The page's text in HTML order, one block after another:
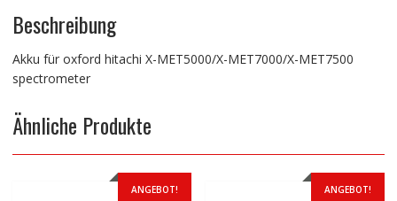
Beschreibung
Akku für oxford hitachi X-MET5000/X-MET7000/X-MET7500
spectrometer
Ähnliche Produkte
ANGEBOT! ANGEBOT!